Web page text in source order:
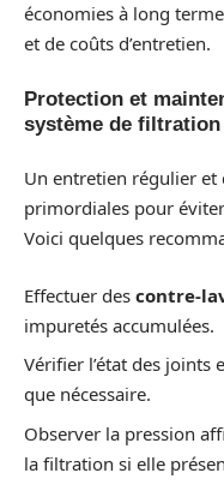
économies à long
et de coûts d’entretien.
Protection et
système de filtration
Un entretien régulier et
primordiales pour
Voici quelques
Effectuer des contre-
impuretés accumulées.
Vérifier l’état des joints
que nécessaire.
Observer la pression
la filtration si elle